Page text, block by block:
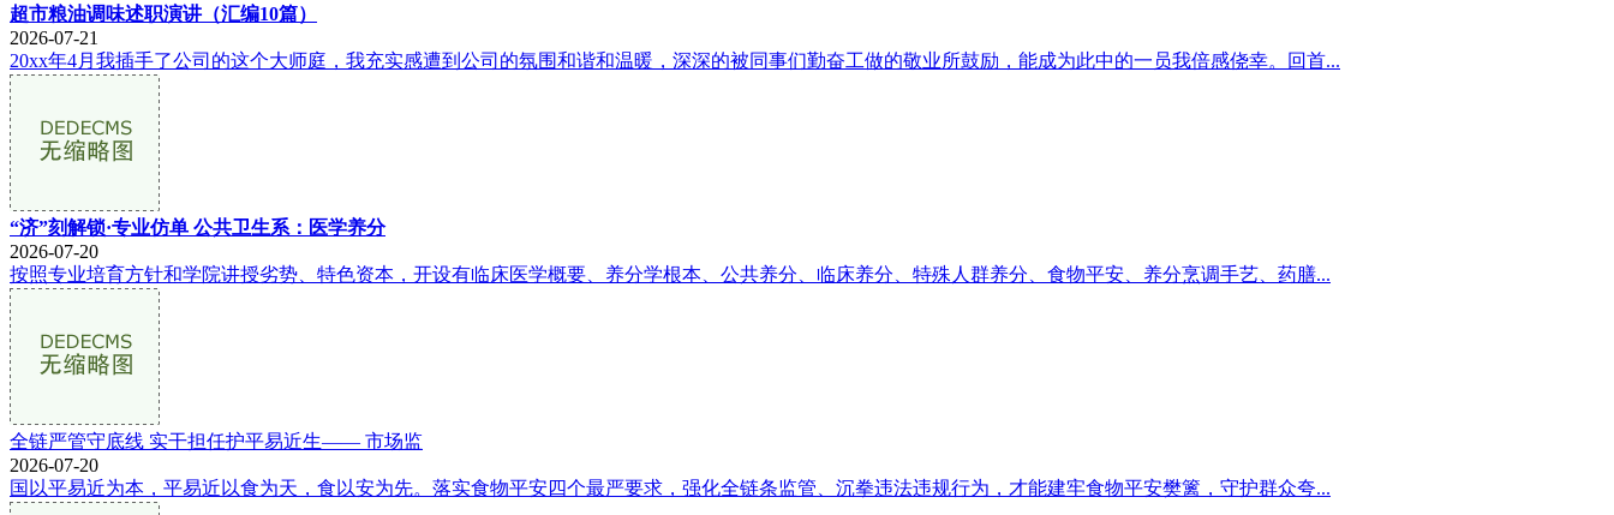
超市粮油调味述职演讲（汇编10篇）
2026-07-21
20xx年4月我插手了公司的这个大师庭，我充实感遭到公司的氛围和谐和温暖，深深的被同事们勤奋工做的敬业所鼓励，能成为此中的一员我倍感侥幸。回首...
“济”刻解锁·专业仿单 公共卫生系：医学养分
2026-07-20
按照专业培育方针和学院讲授劣势、特色资本，开设有临床医学概要、养分学根本、公共养分、临床养分、特殊人群养分、食物平安、养分烹调手艺、药膳...
全链严管守底线 实干担任护平易近生—— 市场监
2026-07-20
国以平易近为本，平易近以食为天，食以安为先。落实食物平安四个最严要求，强化全链条监管、沉拳违法违规行为，才能建牢食物平安樊篱，守护群众夸...